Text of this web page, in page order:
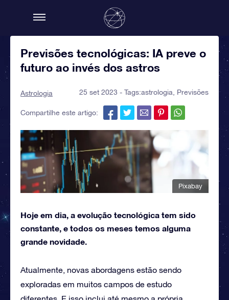
Previsões tecnológicas: IA preve o
futuro ao invés dos astros
Astrologia 25 set 2023 - Tags:astrologia Previsões
Compartilhe este artigo:
Pixabay
Hoje em dia, a evolução tecnológica tem sido
constante, e todos os meses temos alguma
grande novidade.
Atualmente, novas abordagens estão sendo
exploradas em muitos campos de estudo